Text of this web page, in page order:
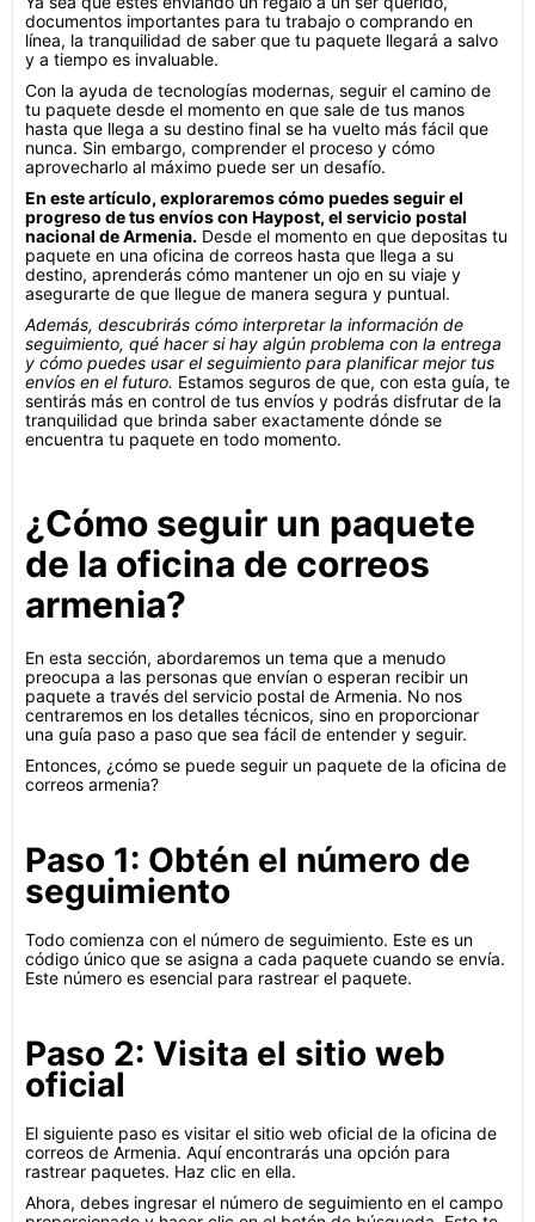
documentos importantes para tu trabajo o comprando en
línea, la tranquilidad de saber que tu paquete llegará a salvo
y a tiempo es invaluable.
Con la ayuda de tecnologías modernas, seguir el camino de
tu paquete desde el momento en que sale de tus manos
hasta que llega a su destino final se ha vuelto más fácil que
nunca. Sin embargo, comprender el proceso y cómo
aprovecharlo al máximo puede ser un desafío.
En este artículo, exploraremos cómo puedes seguir el
progreso de tus envíos con Haypost, el servicio postal
nacional de Armenia. Desde el momento en que depositas tu
paquete en una oficina de correos hasta que llega a su
destino, aprenderás cómo mantener un ojo en su viaje y
asegurarte de que llegue de manera segura y puntual.
Además, descubrirás cómo interpretar la información de
seguimiento, qué hacer si hay algún problema con la entrega
y cómo puedes usar el seguimiento para planificar mejor tus
envíos en el futuro. Estamos seguros de que, con esta guía, te
sentirás más en control de tus envíos y podrás disfrutar de la
tranquilidad que brinda saber exactamente dónde se
encuentra tu paquete en todo momento.
¿Cómo seguir un paquete
de la oficina de correos
armenia?
En esta sección, abordaremos un tema que a menudo
preocupa a las personas que envían o esperan recibir un
paquete a través del servicio postal de Armenia. No nos
centraremos en los detalles técnicos, sino en proporcionar
una guía paso a paso que sea fácil de entender y seguir.
Entonces, ¿cómo se puede seguir un paquete de la oficina de
correos armenia?
Paso 1: Obtén el número de
seguimiento
Todo comienza con el número de seguimiento. Este es un
código único que se asigna a cada paquete cuando se envía.
Este número es esencial para rastrear el paquete.
Paso 2: Visita el sitio web
oficial
El siguiente paso es visitar el sitio web oficial de la oficina de
correos de Armenia. Aquí encontrarás una opción para
rastrear paquetes. Haz clic en ella.
Ahora, debes ingresar el número de seguimiento en el campo